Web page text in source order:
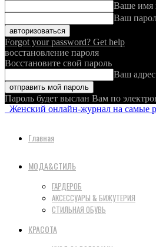
Ваше имя
Ваш
Forgot your password? Get help
восстановление пароля
Восстановите свой пароль
Ваш
Пароль будет выслан Вам по
Женский онлайн-журнал на самые
Главная
МОДА&СТИЛЬ
ГАРДЕРОБ
АКСЕССУАРЫ & БИЖУТЕРИЯ
СТИЛЬНАЯ ОБУВЬ
КРАСОТА